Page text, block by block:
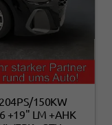
150KW
+19" LM +AHK